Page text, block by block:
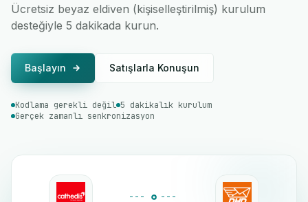
Ücretsiz beyaz eldiven (kişiselleştirilmiş) kurulum
desteğiyle 5 dakikada kurun.
Başlayın Satışlarla Konuşun
Kodlama gerekli değil 5 dakikalık kurulum
Gerçek zamanlı senkronizasyon